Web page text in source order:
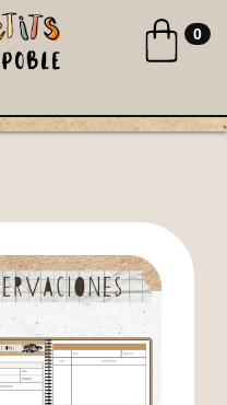
Toggle 0